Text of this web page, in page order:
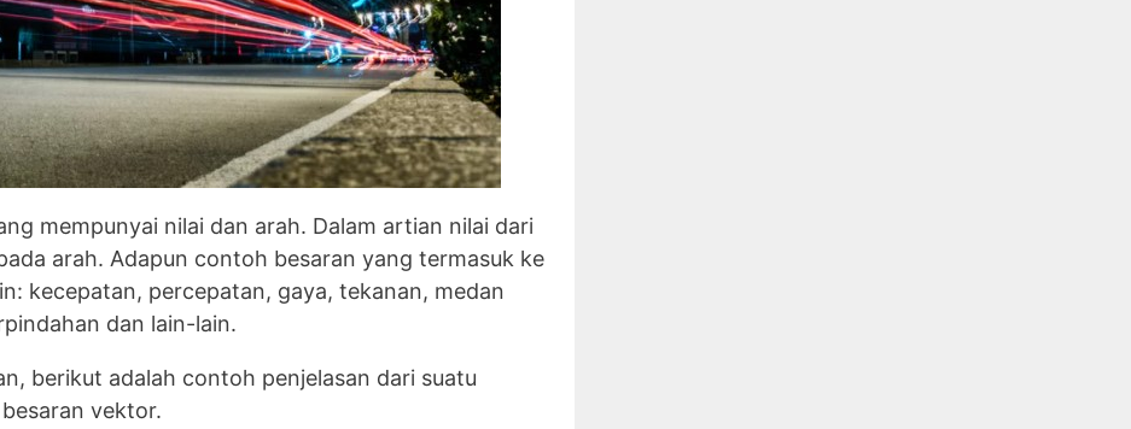
mempunyai nilai dan arah. Dalam artian nilai dari
arah. Adapun contoh besaran yang termasuk ke
kecepatan, percepatan, gaya, tekanan, medan
dan lain-lain.
berikut adalah contoh penjelasan dari suatu
vektor.